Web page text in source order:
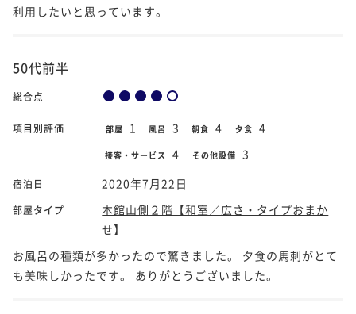
利用したいと思っています。
50代前半
総合点
項目別評価 部屋 1 風呂 3 朝食 4 夕食 4
接客・サービス 4 その他設備 3
宿泊日 2020年7月22日
部屋タイプ
本館山側２階【和室／広さ・タイプおまか
せ】
お風呂の種類が多かったので驚きました。 夕食の馬刺がとて
も美味しかったです。 ありがとうございました。